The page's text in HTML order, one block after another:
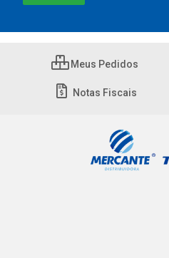
Meus Pedidos
Notas Fiscais